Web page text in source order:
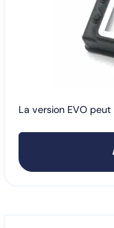
La version EVO peut